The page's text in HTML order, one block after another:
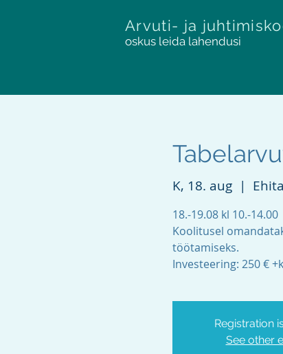
Arvuti- ja
oskus leida lahendusi
K, 18. aug
  |
18.-19.08 kl 10.-14.00
Koolitusel
töötamiseks.
Investeering: 250 €
Registration
See other